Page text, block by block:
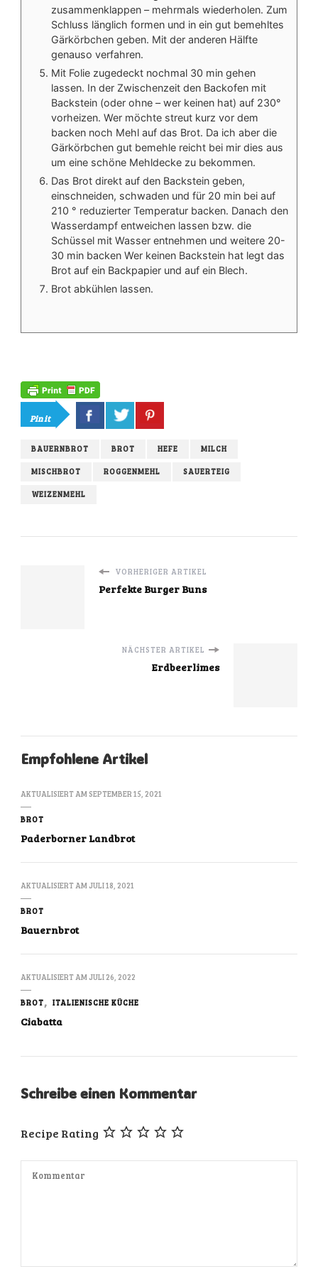
zusammenklappen – mehrmals wiederholen. Zum
Schluss länglich formen und in ein gut bemehltes
Gärkörbchen geben. Mit der anderen Hälfte
genauso verfahren.
Mit Folie zugedeckt nochmal 30 min gehen
lassen. In der Zwischenzeit den Backofen mit
Backstein (oder ohne – wer keinen hat) auf 230°
vorheizen. Wer möchte streut kurz vor dem
backen noch Mehl auf das Brot. Da ich aber die
Gärkörbchen gut bemehle reicht bei mir dies aus
um eine schöne Mehldecke zu bekommen.
Das Brot direkt auf den Backstein geben,
einschneiden, schwaden und für 20 min bei auf
210 ° reduzierter Temperatur backen. Danach den
Wasserdampf entweichen lassen bzw. die
Schüssel mit Wasser entnehmen und weitere 20-
30 min backen Wer keinen Backstein hat legt das
Brot auf ein Backpapier und auf ein Blech.
Brot abkühlen lassen.
Pin it
BAUERNBROT BROT HEFE MILCH
MISCHBROT ROGGENMEHL SAUERTEIG
WEIZENMEHL
VORHERIGER ARTIKEL
Perfekte Burger Buns
NÄCHSTER ARTIKEL
Erdbeerlimes
Empfohlene Artikel
AKTUALISIERT AMSEPTEMBER 15, 2021
BROT
Paderborner Landbrot
AKTUALISIERT AMJULI 18, 2021
BROT
Bauernbrot
AKTUALISIERT AMJULI 26, 2022
BROT ITALIENISCHE KÜCHE
Ciabatta
Schreibe einen Kommentar
Recipe Rating